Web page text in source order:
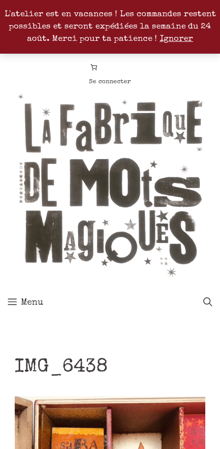
L'atelier est en vacances ! Les commandes restent
possibles et seront expédiées la semaine du 24
août. Merci pour ta patience ! Ignorer
InstagramPinterest Patreon
Se connecter
Menu
IMG_6438